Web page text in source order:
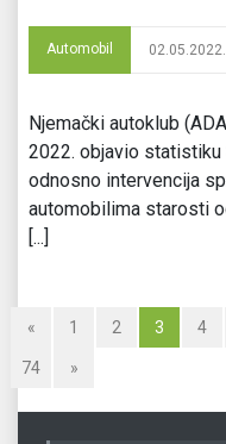
Automobil 02.05.2022.
Njemački autoklub
2022. objavio statistiku
odnosno intervencija
automobilima starosti
[...]
« 1 2 3 4
74 »